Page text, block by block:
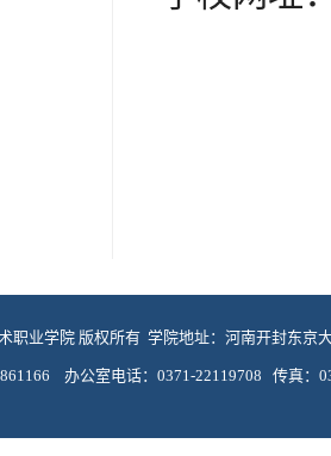
职业学院 版权所有 学院地址：河南开封东京
办公室电话：0371-22119708 传真：